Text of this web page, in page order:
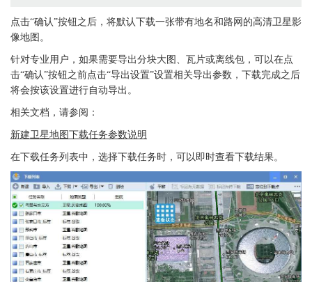
点击“确认”按钮之后，将默认下载一张带有地名和路网的高清卫星影
像地图。
针对专业用户，如果需要导出分块大图、瓦片或离线包，可以在点
击“确认”按钮之前点击“导出设置”设置相关导出参数，下载完成之后
将会按该设置进行自动导出。
相关文档，请参阅：
新建卫星地图下载任务参数说明
在下载任务列表中，选择下载任务时，可以即时查看下载结果。